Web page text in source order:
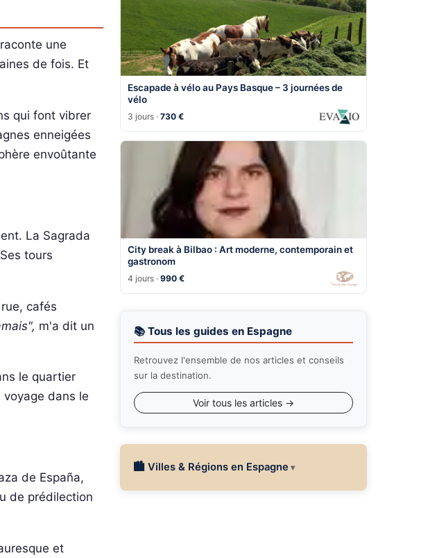
une
de fois. Et
qui font vibrer
enneigées
envoûtante
La Sagrada
tours
cafés
m'a dit un
le quartier
dans le
de España,
de prédilection
et
Escapade à vélo au Pays Basque – 3 journées de
vélo
3 jours ·730 €
City break à Bilbao : Art moderne, contemporain et
gastronom
4 jours ·990 €
📚 Tous les guides en Espagne
Retrouvez l'ensemble de nos articles et conseils
sur la destination.
Voir tous les articles →
🏙 Villes & Régions en Espagne